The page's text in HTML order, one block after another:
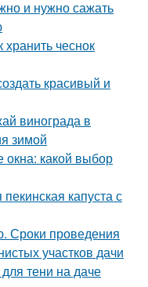
и нужно сажать
хранить чеснок
красивый и
винограда в
зимой
какой выбор
капуста с
Сроки проведения
участков дачи
тени на даче